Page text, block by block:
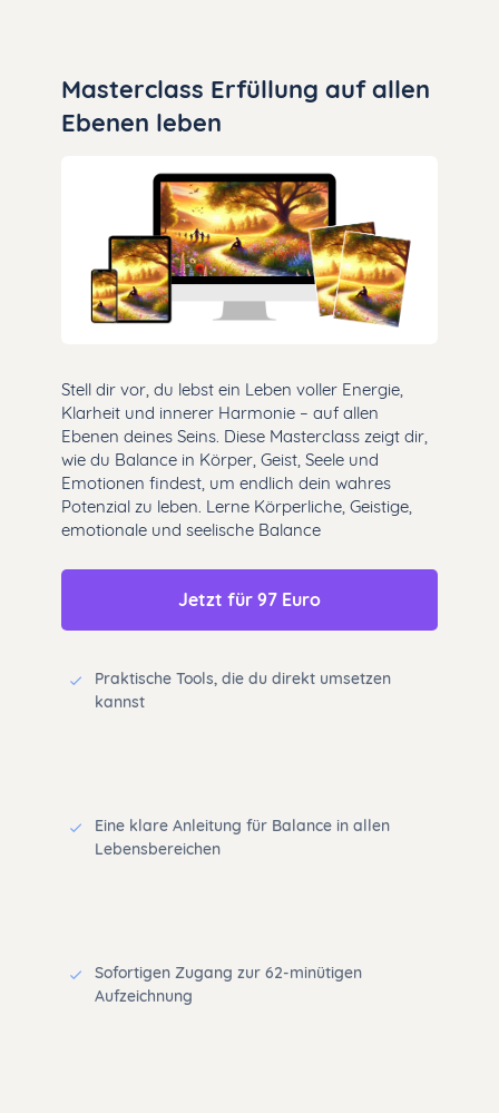
Masterclass Erfüllung auf allen
Ebenen leben
Stell dir vor, du lebst ein Leben voller Energie,
Klarheit und innerer Harmonie – auf allen
Ebenen deines Seins. Diese Masterclass zeigt dir,
wie du Balance in Körper, Geist, Seele und
Emotionen findest, um endlich dein wahres
Potenzial zu leben. Lerne Körperliche, Geistige,
emotionale und seelische Balance
Jetzt für 97 Euro
Praktische Tools, die du direkt umsetzen
kannst
Eine klare Anleitung für Balance in allen
Lebensbereichen
Sofortigen Zugang zur 62-minütigen
Aufzeichnung